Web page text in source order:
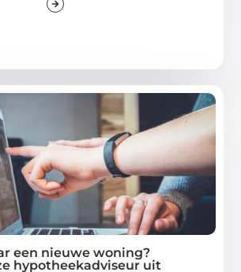
een nieuwe woning?
hypotheekadviseur uit